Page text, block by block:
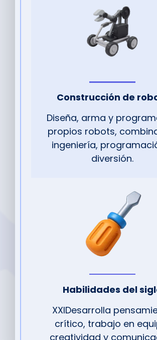
Construcción de
Diseña, arma y
propios robots,
ingeniería,
diversión.
Habilidades del
XXIDesarrolla
crítico, trabajo en
creatividad y